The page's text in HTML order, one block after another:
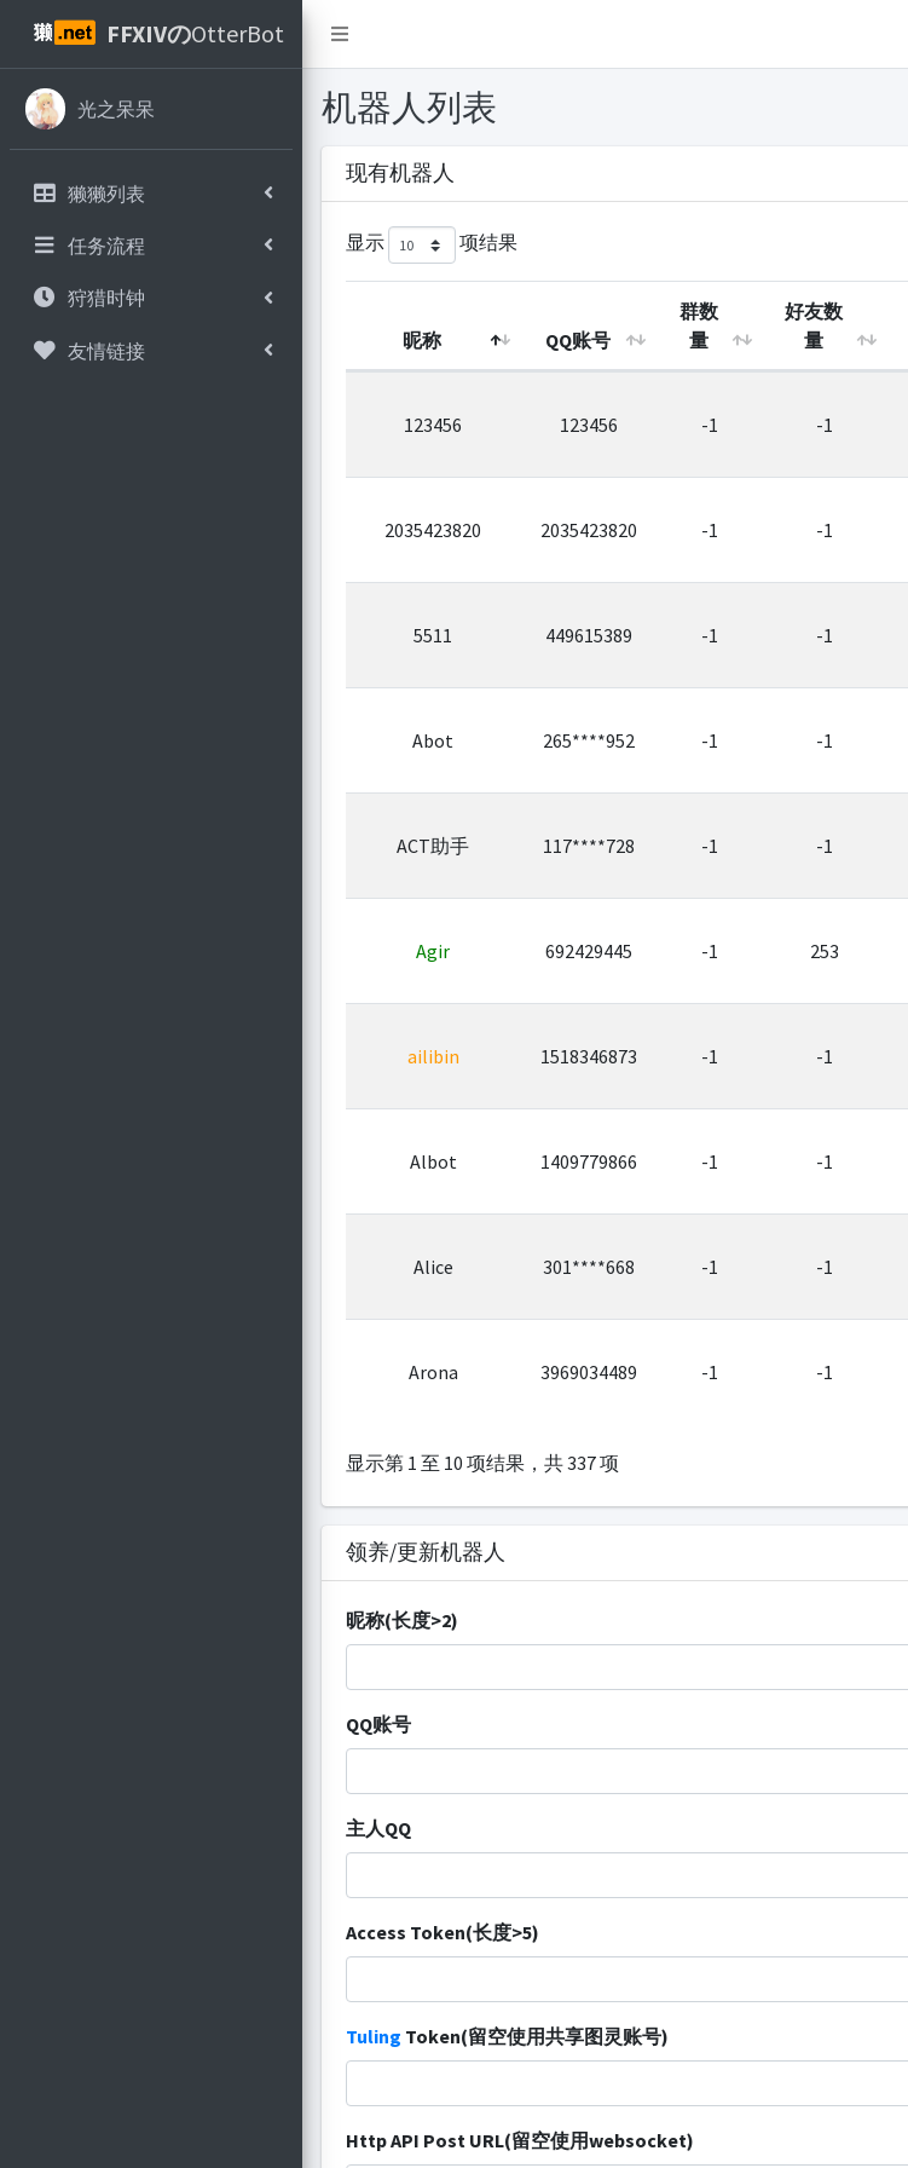
FFXIVのOtterBot
光之呆呆
獭獭列表
任务流程
狩猎时钟
友情链接
机器人列表
现有机器人
显示 项结果
昵称 QQ账号
群数
量
好友数
量
123456 123456 -1 -1
2035423820 2035423820 -1 -1
5511 449615389 -1 -1
Abot 265****952 -1 -1
ACT助手 117****728 -1 -1
Agir 692429445 -1 253
ailibin 1518346873 -1 -1
Albot 1409779866 -1 -1
Alice 301****668 -1 -1
Arona 3969034489 -1 -1
显示第 1 至 10 项结果，共 337 项
领养/更新机器人
昵称(长度>2)
QQ账号
主人QQ
Access Token(长度>5)
Tuling Token(留空使用共享图灵账号)
Http API Post URL(留空使用websocket)